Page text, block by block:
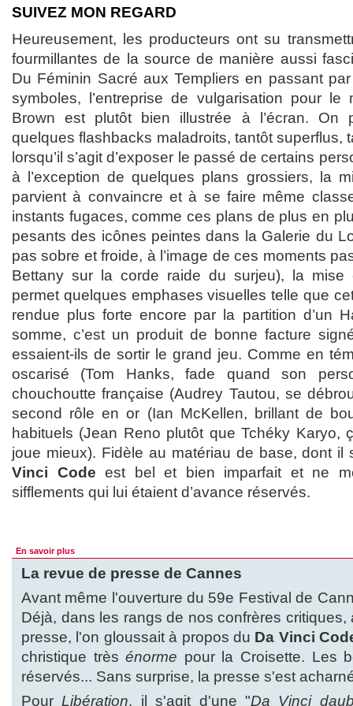
SUIVEZ MON REGARD
Heureusement, les producteurs ont su
fourmillantes de la source de manière aussi
Du Féminin Sacré aux Templiers en passant
symboles, l’entreprise de vulgarisation pour le
Brown est plutôt bien illustrée à l’écran. On
quelques flashbacks maladroits, tantôt superflus,
lorsqu’il s’agit d’exposer le passé de certains
à l’exception de quelques plans grossiers, la
parvient à convaincre et à se faire même
instants fugaces, comme ces plans de plus en
pesants des icônes peintes dans la Galerie du
pas sobre et froide, à l’image de ces moments
Bettany sur la corde raide du surjeu), la mise
permet quelques emphases visuelles telle que
rendue plus forte encore par la partition d’un
somme, c’est un produit de bonne facture
essaient-ils de sortir le grand jeu. Comme en
oscarisé (Tom Hanks, fade quand son
chouchoutte française (Audrey Tautou, se
second rôle en or (Ian McKellen, brillant de
habituels (Jean Reno plutôt que Tchéky Karyo,
joue mieux). Fidèle au matériau de base, dont
Vinci Code est bel et bien imparfait et ne
sifflements qui lui étaient d’avance réservés.
En savoir plus
La revue de presse de Cannes
Avant même l'ouverture du 59e Festival de
Déjà, dans les rangs de nos confrères critiques,
presse, l'on gloussait à propos du Da Vinci
christique trèsénorme pour la Croisette. Les
réservés... Sans surprise, la presse s'est
PourLibération, il s'agit d'une "Da Vinci